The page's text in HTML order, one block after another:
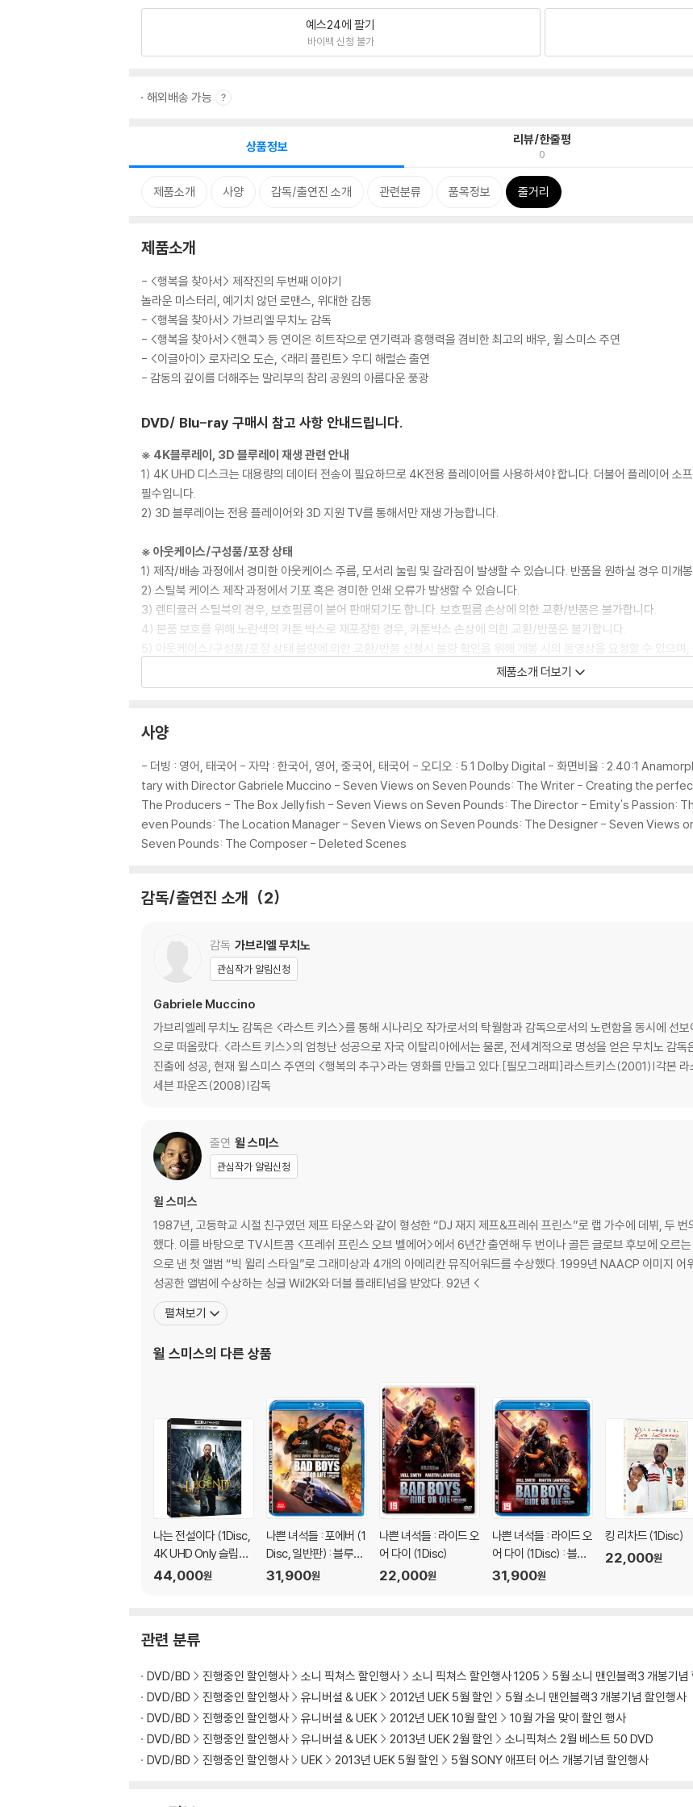
예스24에 팔기
바이백 신청 불가
해외배송 가능
상품정보 리뷰/한줄평
0
제품소개 사양 감독/출연진 소개 관련분류 품목정보 줄거리
제품소개
- <행복을 찾아서> 제작진의 두번째 이야기
놀라운 미스터리, 예기치 않던 로맨스, 위대한 감동
- <행복을 찾아서> 가브리엘 무치노 감독
- <행복을 찾아서><핸콕> 등 연이은 히트작으로 연기력과 흥행력을 겸비한 최고의 배우, 윌 스미스 주연
- <이글아이> 로자리오 도슨, <래리 플린트> 우디 해럴슨 출연
- 감동의 깊이를 더해주는 말리부의 참리 공원의 아름다운 풍광
DVD/ Blu-ray 구매시 참고 사항 안내드립니다.
※ 4K블루레이, 3D 블루레이 재생 관련 안내
1) 4K UHD 디스크는 대용량의 데이터 전송이 필요하므로 4K전용 플레이어를 사용하셔야 합니다. 더불어 플레이어 소
필수입니다.
2) 3D 블루레이는 전용 플레이어와 3D 지원 TV를 통해서만 재생 가능합니다.
※ 아웃케이스/구성품/포장 상태
1) 제작/배송 과정에서 경미한 아웃케이스 주름, 모서리 눌림 및 갈라짐이 발생할 수 있습니다. 반품을 원하실 경우 미개
2) 스틸북 케이스 제작 과정에서 기포 혹은 경미한 인쇄 오류가 발생할 수 있습니다.
3) 렌티큘러 스틸북의 경우, 보호필름이 붙어 판매되기도 합니다. 보호필름 손상에 의한 교환/반품은 불가합니다.
4) 본품 보호를 위해 노란색의 카톤 박스로 재포장한 경우, 카톤박스 손상에 의한 교환/반품은 불가합니다.
5) 아웃케이스/구성품/포장 상태 불량에 의한 교환/반품 신청시 불량 확인을 위해 개봉 시의 동영상을 요청할 수 있으며
※ 디스크 재생 불량
2) 정전기와 먼지로 인해 재생이 원활하지 않은 경우가 있습니다. 디스크를 마른 천으로 닦으시거나, DVD 클리너 등 전용
3) 일부 PC 연결형 ODD의 경우 호환 상의 문제로 정상적인 디스크도 재생이 불가능한 경우가 있습니다. 독립형 전용
량의 경우 교환 시에도 동일한 오류가 발생할 수 있음을 알려드립니다.
※ 디스크 외관 불량
디스크에 미세한 잔 흠집이 남아있거나 인쇄 면이 깨끗하지 않은 경우가 있으며, 상품의 불량이 아닙니다. 단, 재생에 이
다.
1) 불량으로 인한 교환/반품 요청 시에는 불량 확인을 위해 개봉 시의 동영상을 요청할 수 있으며, 동영상이 없는 경우 교
2) 사양 오인지, 오 구매, 변심 사유로의 반품은 제품 개봉 전에만 운임비 부담 후 처리 가능합니다.
3) 스틸북 한정판, 초회 한정판의 경우 제작 수량이 한정되어 있고, 택배 이동 과정에서의 손상이 발생하면, 재 판매가 어
4) 한정판 상품의 변심, 오구매로 인한 반품은 회송된 상품의 상태 확인 후 진행이 가능합니다. 택배 이동 중 파손이 발생
제품소개 더보기
사양
- 더빙 : 영어, 태국어 - 자막 : 한국어, 영어, 중국어, 태국어 - 오디오 : 5.1 Dolby Digital - 화면비율 : 2.40:1
tary with Director Gabriele Muccino - Seven Views on Seven Pounds: The Writer - Creating the
The Producers - The Box Jellyfish - Seven Views on Seven Pounds: The Director - Emity's Passion:
even Pounds: The Location Manager - Seven Views on Seven Pounds: The Designer - Seven Views
Seven Pounds: The Composer - Deleted Scenes
감독/출연진 소개 2
감독 가브리엘 무치노
관심작가 알림신청
Gabriele Muccino
가브리엘레 무치노 감독은 <라스트 키스>를 통해 시나리오 작가로서의 탁월함과 감독으로서의 노련함을 동시에 선
으로 떠올랐다. <라스트 키스>의 엄청난 성공으로 자국 이탈리아에서는 물론, 전세계적으로 명성을 얻은 무치노 감
진출에 성공, 현재 윌 스미스 주연의 <행복의 추구>라는 영화를 만들고 있다.[필모그래피]라스트키스(2001)|각본
세븐 파운즈(2008)|감독
출연 윌 스미스
관심작가 알림신청
윌 스미스
1987년, 고등학교 시절 친구였던 제프 타운스와 같이 형성한 “DJ 재지 제프&프레쉬 프린스”로 랩 가수에 데뷔, 두
했다. 이를 바탕으로 TV시트콤 <프레쉬 프린스 오브 벨에어>에서 6년간 출연해 두 번이나 골든 글로브 후보에 오르
으로 낸 첫 앨범 “빅 윌리 스타일”로 그래미상과 4개의 아메리칸 뮤직어워드를 수상했다. 1999년 NAACP 이미지 어
성공한 앨범에 수상하는 싱글 Wil2K와 더블 플래티넘을 받았다. 92년 <
펼쳐보기
윌 스미스의 다른 상품
나는 전설이다 (1Disc,
4K UHD Only 슬립케
이스) : 블루레이
44,000원
나쁜 녀석들 : 포에버 (1
Disc, 일반판) : 블루레
이
31,900원
나쁜 녀석들 : 라이드 오
어 다이 (1Disc)
22,000원
나쁜 녀석들 : 라이드 오
어 다이 (1Disc) : 블루
레이
31,900원
킹 리차드 (1Disc)
22,000원
관련 분류
DVD/BD 진행중인 할인행사 소니 픽쳐스 할인행사 소니 픽쳐스 할인행사 1205
5월 소니 맨인블랙3 개봉기념
DVD/BD
진행중인 할인행사 유니버셜 & UEK 2012년 UEK 5월 할인
5월 소니 맨인블랙3 개봉기념 할인행사
DVD/BD
진행중인 할인행사 유니버셜 & UEK 2012년 UEK 10월 할인
10월 가을 맞이 할인 행사
DVD/BD
진행중인 할인행사 유니버셜 & UEK 2013년 UEK 2월 할인
소니픽쳐스 2월 베스트 50 DVD
DVD/BD
진행중인 할인행사 UEK 2013년 UEK 5월 할인 5월 SONY 애프터 어스 개봉기념 할인행사